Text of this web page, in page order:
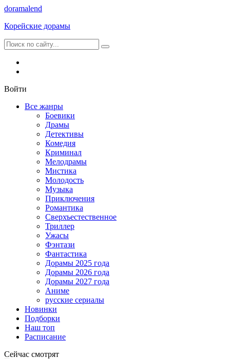
doramalend
Корейские дорамы
Войти
Все жанры
Боевики
Драмы
Детективы
Комедия
Криминал
Мелодрамы
Мистика
Молодость
Музыка
Приключения
Романтика
Сверхъестественное
Триллер
Ужасы
Фэнтази
Фантастика
Дорамы 2025 года
Дорамы 2026 года
Дорамы 2027 года
Аниме
русские сериалы
Новинки
Подборки
Наш топ
Расписание
Сейчас смотрят